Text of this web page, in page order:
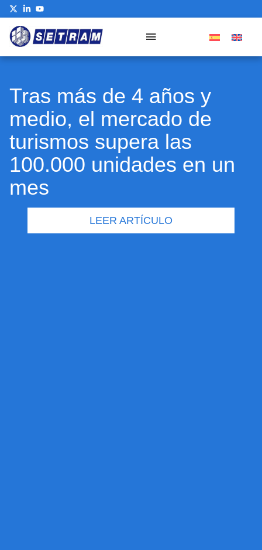
Tras más de 4 años y
medio, el mercado de
turismos supera las
100.000 unidades en un
mes
LEER ARTÍCULO